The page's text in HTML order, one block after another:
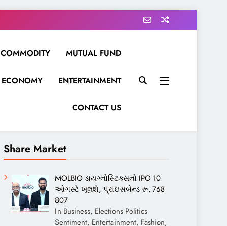
COMMODITY MUTUAL FUND
ECONOMY ENTERTAINMENT
CONTACT US
Share Market
MOLBIO ડાયગ્નોસ્ટિક્સનો IPO 10
ઓગસ્ટે ખૂલશે, પ્રાઇસબેન્ડ રૂ. 768-
807
In Business, Elections Politics
Sentiment, Entertainment, Fashion,